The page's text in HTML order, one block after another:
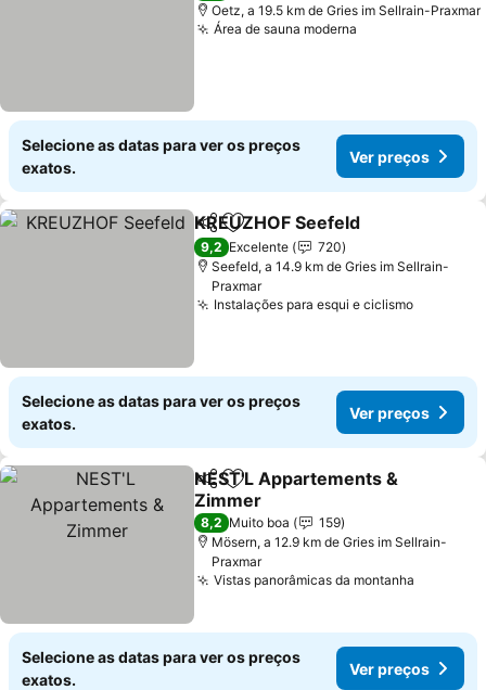
Oetz, a 19.5 km de Gries im Sellrain-Praxmar
Área de sauna moderna
Selecione as datas para ver os preços
exatos.
Ver preços
PartilharAdicionar aos favoritos
KREUZHOF Seefeld
9,2 Excelente
720
Seefeld, a 14.9 km de Gries im Sellrain-
Praxmar
Instalações para esqui e ciclismo
Selecione as datas para ver os preços
exatos.
Ver preços
PartilharAdicionar aos favoritos
NEST'L Appartements &
Zimmer
8,2 Muito boa
159
Mösern, a 12.9 km de Gries im Sellrain-
Praxmar
Vistas panorâmicas da montanha
Selecione as datas para ver os preços
exatos.
Ver preços